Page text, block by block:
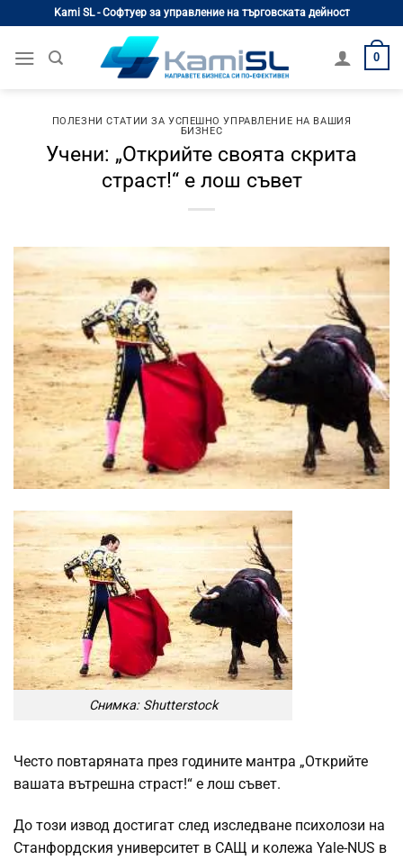
content
Kami SL - Софтуер за управление на търговската дейност
0
ПОЛЕЗНИ СТАТИИ ЗА УСПЕШНО УПРАВЛЕНИЕ НА ВАШИЯ
БИЗНЕС
Учени: „Открийте своята скрита
страст!“ е лош съвет
Снимка: Shutterstock
Често повтаряната през годините мантра „Открийте
вашата вътрешна страст!“ е лош съвет.
До този извод достигат след изследване психолози на
Станфордския университет в САЩ и колежа Yale-NUS в